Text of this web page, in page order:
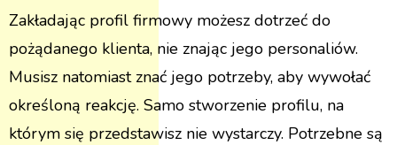
Zakładając profil firmowy możesz dotrzeć do
pożądanego klienta, nie znając jego personaliów.
Musisz natomiast znać jego potrzeby, aby wywołać
określoną reakcję. Samo stworzenie profilu, na
którym się przedstawisz nie wystarczy. Potrzebne są